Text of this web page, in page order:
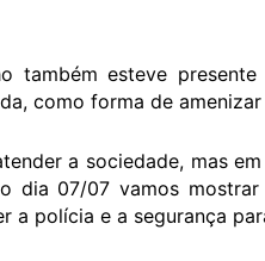
também esteve
como forma de
a sociedade, mas
dia 07/07 vamos
a polícia e a segurança